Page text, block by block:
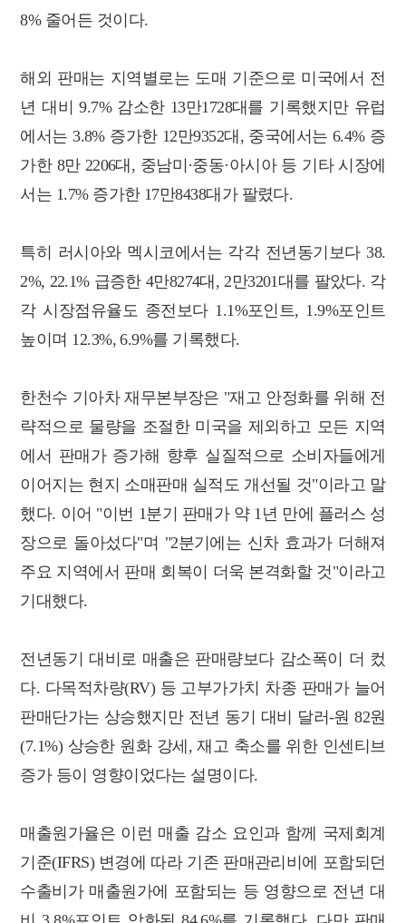
8% 줄어든 것이다.
해외 판매는 지역별로는 도매 기준으로 미국에서 전
년 대비 9.7% 감소한 13만1728대를 기록했지만 유럽
에서는 3.8% 증가한 12만9352대, 중국에서는 6.4% 증
가한 8만 2206대, 중남미·중동·아시아 등 기타 시장에
서는 1.7% 증가한 17만8438대가 팔렸다.
특히 러시아와 멕시코에서는 각각 전년동기보다 38.
2%, 22.1% 급증한 4만8274대, 2만3201대를 팔았다. 각
각 시장점유율도 종전보다 1.1%포인트, 1.9%포인트
높이며 12.3%, 6.9%를 기록했다.
한천수 기아차 재무본부장은 "재고 안정화를 위해 전
략적으로 물량을 조절한 미국을 제외하고 모든 지역
에서 판매가 증가해 향후 실질적으로 소비자들에게
이어지는 현지 소매판매 실적도 개선될 것"이라고 말
했다. 이어 "이번 1분기 판매가 약 1년 만에 플러스 성
장으로 돌아섰다"며 "2분기에는 신차 효과가 더해져
주요 지역에서 판매 회복이 더욱 본격화할 것"이라고
기대했다.
전년동기 대비로 매출은 판매량보다 감소폭이 더 컸
다. 다목적차량(RV) 등 고부가가치 차종 판매가 늘어
판매단가는 상승했지만 전년 동기 대비 달러-원 82원
(7.1%) 상승한 원화 강세, 재고 축소를 위한 인센티브
증가 등이 영향이었다는 설명이다.
매출원가율은 이런 매출 감소 요인과 함께 국제회계
기준(IFRS) 변경에 따라 기존 판매관리비에 포함되던
수출비가 매출원가에 포함되는 등 영향으로 전년 대